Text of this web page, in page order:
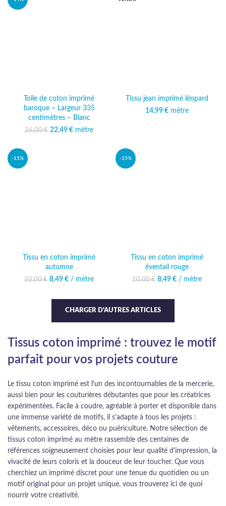
Toile de coton imprimé
baroque – Largeur 335
centimètres – Blanc
26,00€ Le prix initial était :
22,49 €
Le prix
mètre
Tissu jean imprimé léopard
14,99 € mètre
-15%
Tissu en coton imprimé
automne
10,00€ Le prix initial était :
8,49 € Le prix actuel
/ mètre
-15%
Tissu en coton imprimé
éventail rouge
10,00€ Le prix initial était :
8,49 € Le prix actuel
/ mètre
CHARGER D'AUTRES ARTICLES
Tissus coton imprimé : trouvez le motif
parfait pour vos projets couture
Le tissu coton imprimé est l'un des incontournables de la mercerie,
aussi bien pour les couturières débutantes que pour les créatrices
expérimentées. Facile à coudre, agréable à porter et disponible dans
une immense variété de motifs, il s'adapte à tous les projets :
vêtements, accessoires, déco ou puériculture. Notre sélection de
tissus coton imprimé au mètre rassemble des centaines de
références soigneusement choisies pour leur qualité d'impression, la
vivacité de leurs coloris et la douceur de leur toucher. Que vous
cherchiez un imprimé discret pour une tenue du quotidien ou un
motif original pour un projet unique, vous trouverez ici de quoi
nourrir votre créativité.